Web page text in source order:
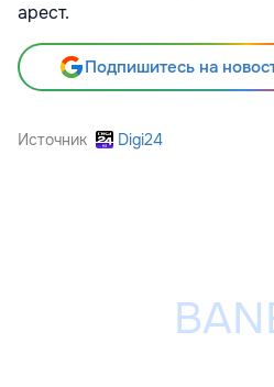
арест.
Подпишитесь на
Источник Digi24